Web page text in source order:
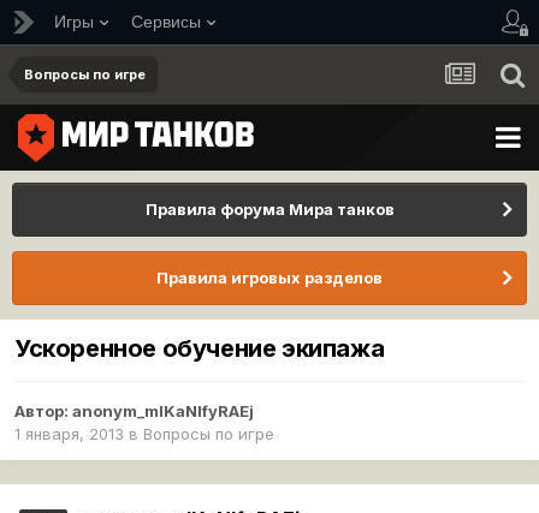
Игры Сервисы
Вопросы по игре
Правила форума Мира танков
Правила игровых разделов
Ускоренное обучение экипажа
Автор: anonym_mlKaNIfyRAEj
1 января, 2013 в Вопросы по игре